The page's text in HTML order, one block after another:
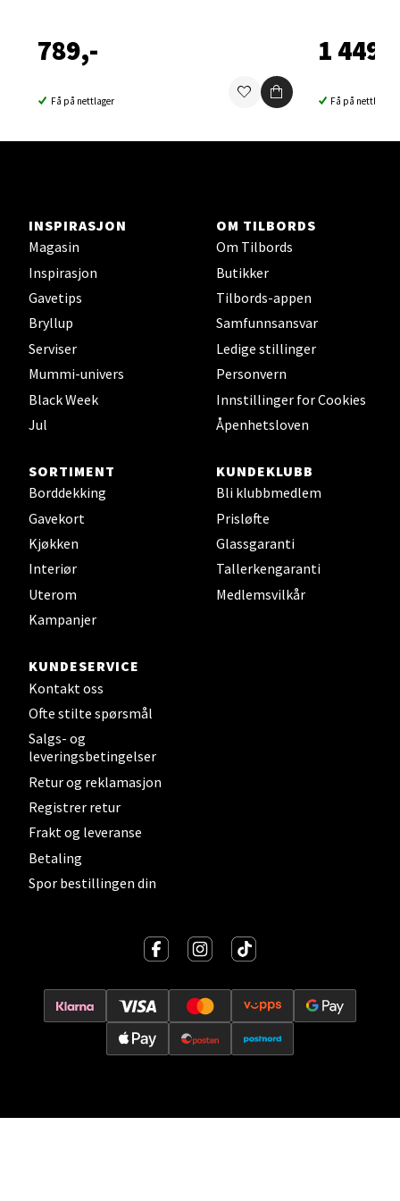
789,-
Få på nettlager
1 449,-
Få på nettlager
INSPIRASJON
Magasin
Inspirasjon
Gavetips
Bryllup
Serviser
Mummi-univers
Black Week
Jul
OM TILBORDS
Om Tilbords
Butikker
Tilbords-appen
Samfunnsansvar
Ledige stillinger
Personvern
Innstillinger for Cookies
Åpenhetsloven
SORTIMENT
Borddekking
Gavekort
Kjøkken
Interiør
Uterom
Kampanjer
KUNDEKLUBB
Bli klubbmedlem
Prisløfte
Glassgaranti
Tallerkengaranti
Medlemsvilkår
KUNDESERVICE
Kontakt oss
Ofte stilte spørsmål
Salgs- og
leveringsbetingelser
Retur og reklamasjon
Registrer retur
Frakt og leveranse
Betaling
Spor bestillingen din
Sortland - Sortland Storsenter
Strangata 26, 8400 Sortland
Steinkjer - Thon Senter Steinkjer
Sjøfartsgata 2, 7714 Steinkjer
Leirvik - Stord
Torgbakken 2, 5401 Stord
Åpent i dag 10-17
Oslo - Thon Senter Storo
Åpent i dag 10-21
Lillehammer - Strandtorget
Strandtorget, 2609 Lillehammer